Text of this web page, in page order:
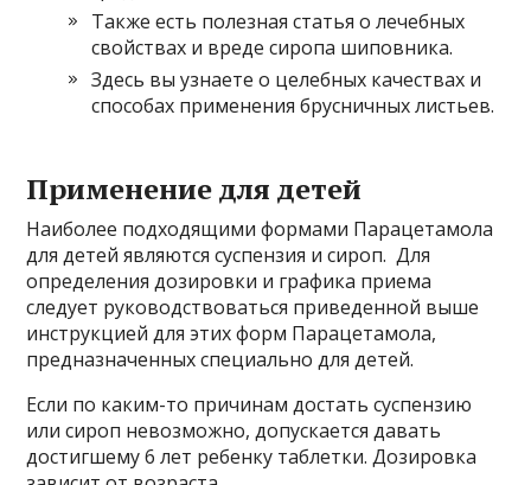
Также есть полезная статья о лечебных
свойствах и вреде сиропа шиповника.
Здесь вы узнаете о целебных качествах и
способах применения брусничных листьев.
Применение для детей
Наиболее подходящими формами Парацетамола
для детей являются суспензия и сироп. Для
определения дозировки и графика приема
следует руководствоваться приведенной выше
инструкцией для этих форм Парацетамола,
предназначенных специально для детей.
Если по каким-то причинам достать суспензию
или сироп невозможно, допускается давать
достигшему 6 лет ребенку таблетки. Дозировка